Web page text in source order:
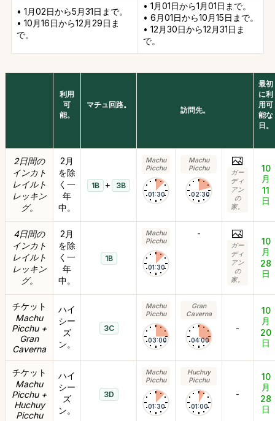
• 1月02日から5月31日まで。
• 10月16日から12月29日ま
で。
• 1月01日から1月01日まで。
• 6月01日から10月15日まで。
• 12月30日から12月31日ま
で。
利用
可
能。
マチュ回路。
訪問先。
最初
に利
用可
能な
日。
2日間の
インカト
レイルト
レッキン
グ。
2月
を除
く一
年
中。
1B + 3B
Machu
Picchu
01:30
Machu
Picchu
02:30
ガー
ディ
アン
の
家。
10
月
11
日
4日間の
インカト
レイルト
レッキン
グ。
2月
を除
く一
年
中。
1B
Machu
Picchu
01:30
-
ガー
ディ
アン
の
家。
10
月
28
日
チケット
Machu
Picchu +
Gran
Caverna
ハイ
シー
ズ
ン。
3C
Machu
Picchu
03:00
Gran
Caverna
04:00
-
10
月
20
日
チケット
Machu
Picchu +
Huchuy
Picchu
ハイ
シー
ズ
ン。
3D
Machu
Picchu
01:30
Huchuy
Picchu
01:00
-
10
月
28
日